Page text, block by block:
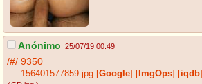
Anónimo 25/07/19 00:49
/#/ 9350
156401577859.jpg [Google] [ ImgOps] [iqdb]